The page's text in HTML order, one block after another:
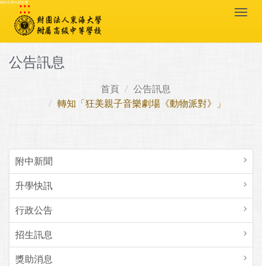
跳到主要內容區塊
:::
公告訊息
首頁
公告訊息
轉知「狂美親子音樂劇場《動物派對》」
附中新聞
升學快訊
行政公告
招生訊息
獎助消息